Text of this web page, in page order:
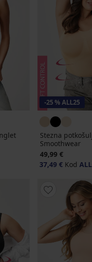
-25 % ALL25
Stezna
Smoothwear
49,99 €
37,49 € Kod